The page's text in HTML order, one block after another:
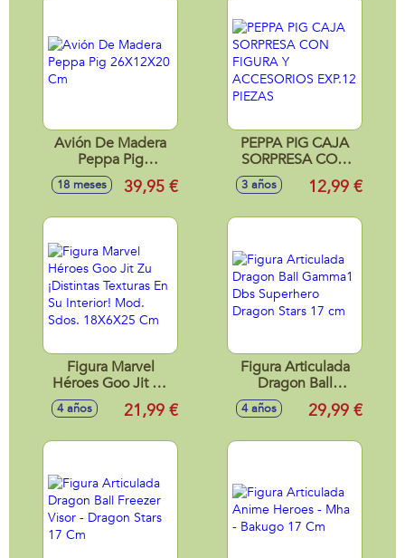
Avión De Madera
Peppa Pig
26X12X20 Cm
18 meses 39,95 €
PEPPA PIG CAJA
SORPRESA CON
FIGURA Y
ACCESORIOS
3 años 12,99 €
Figura Marvel
Héroes Goo Jit Zu
¡Distintas Texturas
En Su Interior! Mod.
4 años 21,99 €
Figura Articulada
Dragon Ball
Gamma1 Dbs
Superhero Dragon
4 años 29,99 €